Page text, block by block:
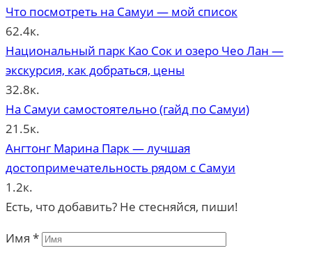
Что посмотреть на Самуи — мой список
62.4к.
Национальный парк Као Сок и озеро Чео Лан —
экскурсия, как добраться, цены
32.8к.
На Самуи самостоятельно (гайд по Самуи)
21.5к.
Ангтонг Марина Парк — лучшая
достопримечательность рядом с Самуи
1.2к.
Есть, что добавить? Не стесняйся, пиши!
Имя *